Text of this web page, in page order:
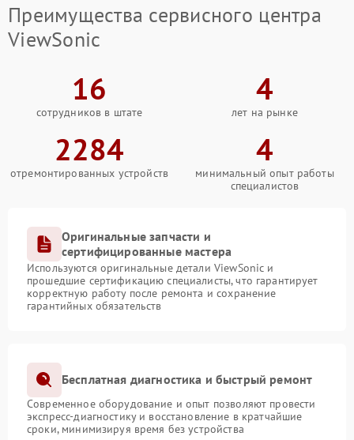
Преимущества сервисного центра
ViewSonic
16
сотрудников в штате
4
лет на рынке
2284
отремонтированных устройств
4
минимальный опыт работы
специалистов
Оригинальные запчасти и
сертифицированные мастера
Используются оригинальные детали ViewSonic и
прошедшие сертификацию специалисты, что гарантирует
корректную работу после ремонта и сохранение
гарантийных обязательств
Бесплатная диагностика и быстрый ремонт
Современное оборудование и опыт позволяют провести
экспресс-диагностику и восстановление в кратчайшие
сроки, минимизируя время без устройства